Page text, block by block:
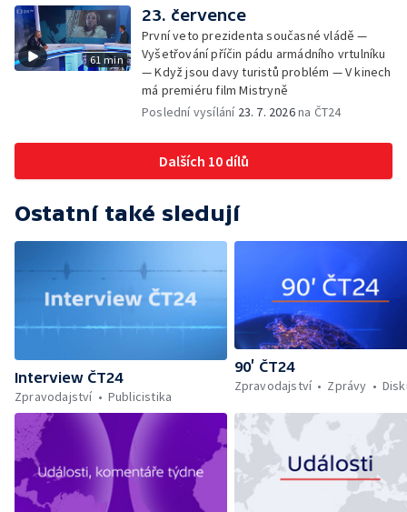
61 min
23. července
První veto prezidenta současné vládě —
Vyšetřování příčin pádu armádního vrtulníku
— Když jsou davy turistů problém — V kinech
má premiéru film Mistryně
Poslední vysílání 23. 7. 2026na ČT24
Dalších 10 dílů
Ostatní také sledují
Interview ČT24
Zpravodajství
Publicistika
90’ ČT24
Zpravodajství
Zprávy